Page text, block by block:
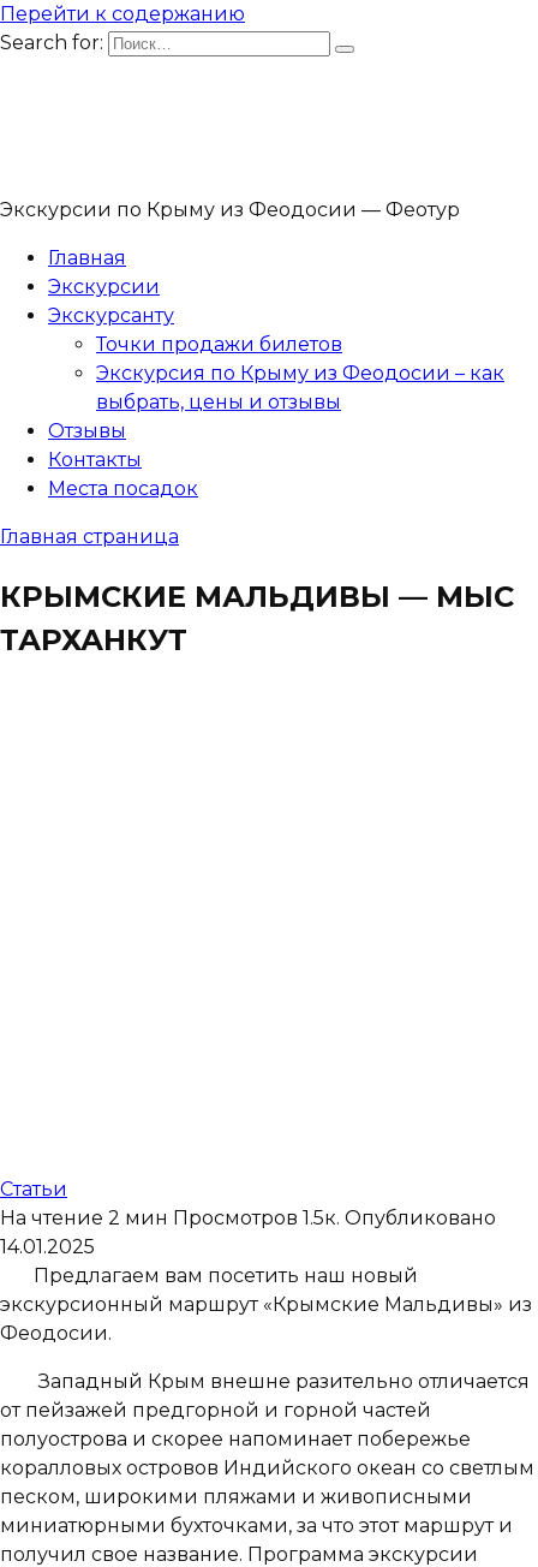
Перейти к содержанию
Search for:
Экскурсии по Крыму из Феодосии — Феотур
Главная
Экскурсии
Экскурсанту
Точки продажи билетов
Экскурсия по Крыму из Феодосии – как
выбрать, цены и отзывы
Отзывы
Контакты
Места посадок
Главная страница
КРЫМСКИЕ МАЛЬДИВЫ — МЫС
ТАРХАНКУТ
Статьи
На чтение 2 мин Просмотров 1.5к. Опубликовано
14.01.2025
Предлагаем вам посетить наш новый
экскурсионный маршрут «Крымские Мальдивы» из
Феодосии.
Западный Крым внешне разительно отличается
от пейзажей предгорной и горной частей
полуострова и скорее напоминает побережье
коралловых островов Индийского океан со светлым
песком, широкими пляжами и живописными
миниатюрными бухточками, за что этот маршрут и
получил свое название. Программа экскурсии